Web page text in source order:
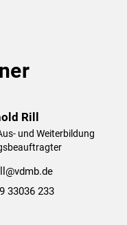
Rill
und Weiterbildung
33036 233